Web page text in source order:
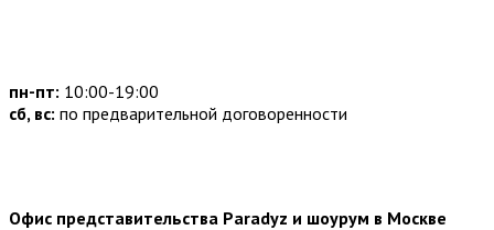
пн-пт: 10:00-19:00
сб, вс: по предварительной договоренности
Офис представительства Paradyz и шоурум в Москве